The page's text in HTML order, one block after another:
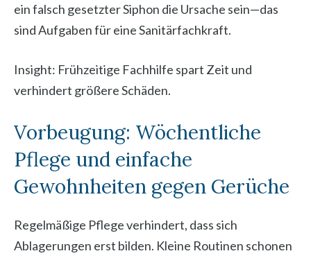
ein falsch gesetzter Siphon die Ursache sein—das
sind Aufgaben für eine Sanitärfachkraft.
Insight: Frühzeitige Fachhilfe spart Zeit und
verhindert größere Schäden.
Vorbeugung: Wöchentliche
Pflege und einfache
Gewohnheiten gegen Gerüche
Regelmäßige Pflege verhindert, dass sich
Ablagerungen erst bilden. Kleine Routinen schonen